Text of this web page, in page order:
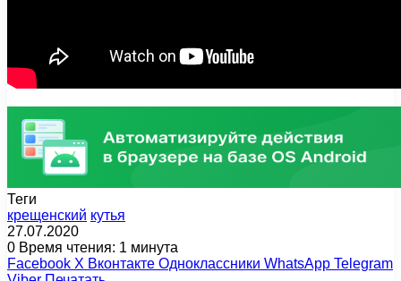
Теги
крещенский кутья
27.07.2020
0 Время чтения: 1 минута
Facebook X Вконтакте Одноклассники WhatsApp Telegram